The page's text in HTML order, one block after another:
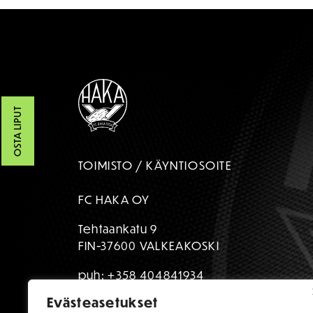
Evästeasetukset
OSTA LIPUT
TOIMISTO / KÄYNTIOSOITE
FC HAKA OY
Tehtaankatu 9
FIN-37600 VALKEAKOSKI
puh:+358 404841934
toimisto@fchaka.fi